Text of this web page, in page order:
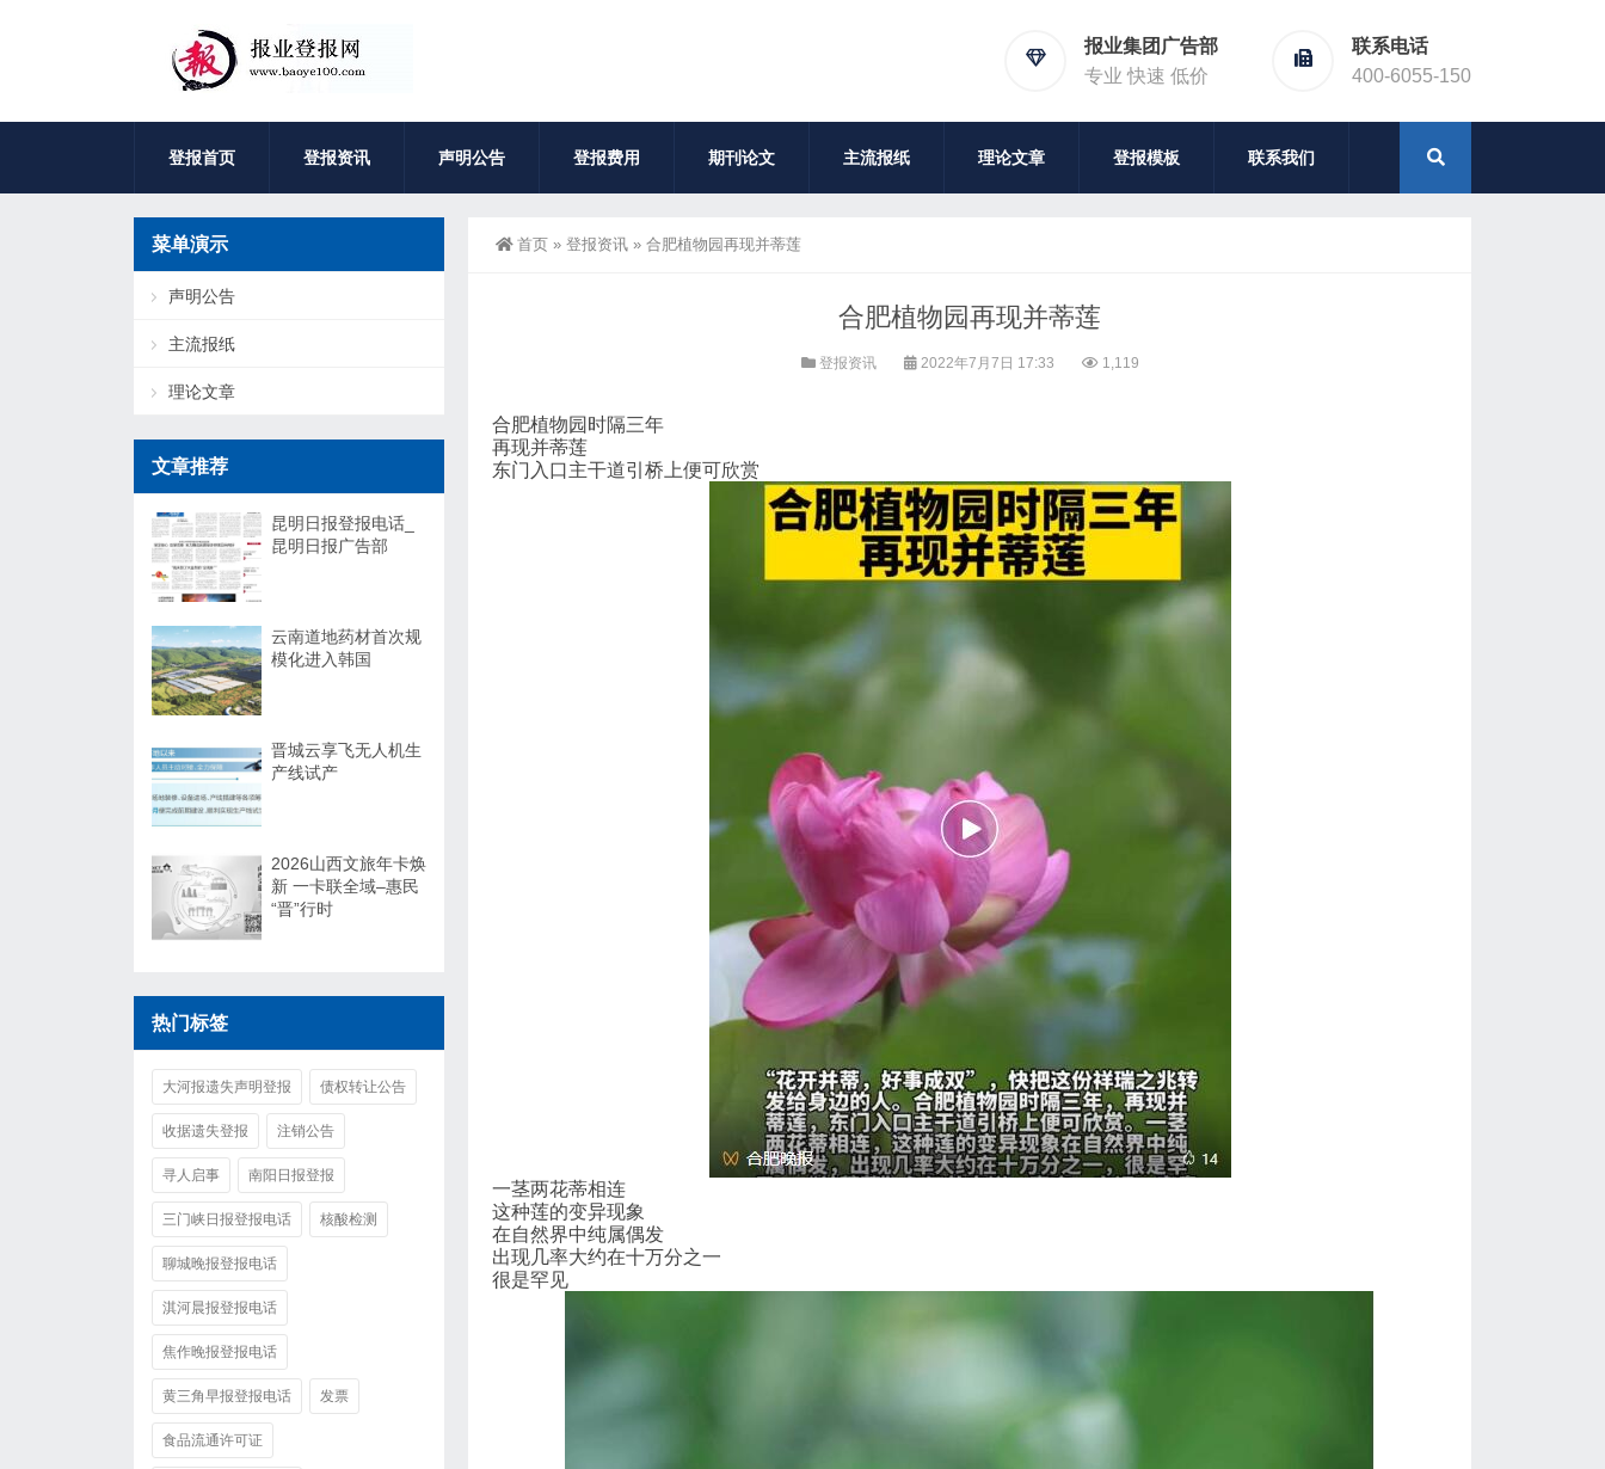
报业集团广告部
专业 快速 低价
联系电话
400-6055-150
登报首页 登报资讯 声明公告 登报费用 期刊论文 主流报纸 理论文章 登报模板 联系我们
首页 » 登报资讯 » 合肥植物园再现并蒂莲
合肥植物园再现并蒂莲
登报资讯 2022年7月7日 17:33 1,119
合肥植物园时隔三年
再现并蒂莲
东门入口主干道引桥上便可欣赏
一茎两花蒂相连
这种莲的变异现象
在自然界中纯属偶发
出现几率大约在十万分之一
很是罕见
菜单演示
声明公告
主流报纸
理论文章
文章推荐
昆明日报登报电话_
昆明日报广告部
云南道地药材首次规
模化进入韩国
晋城云享飞无人机生
产线试产
2026山西文旅年卡焕
新 一卡联全域–惠民
“晋”行时
热门标签
大河报遗失声明登报 债权转让公告
收据遗失登报 注销公告
寻人启事 南阳日报登报
三门峡日报登报电话 核酸检测
聊城晚报登报电话
淇河晨报登报电话
焦作晚报登报电话
黄三角早报登报电话 发票
食品流通许可证